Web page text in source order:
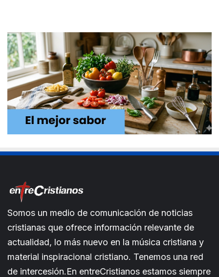
Somos un medio de comunicación de noticias
cristianas que ofrece información relevante de
actualidad, lo más nuevo en la música cristiana y
material inspiracional cristiano. Tenemos una red
de intercesión.En entreCristianos estamos siempre